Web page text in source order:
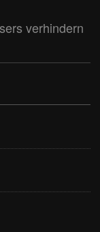
verhindern